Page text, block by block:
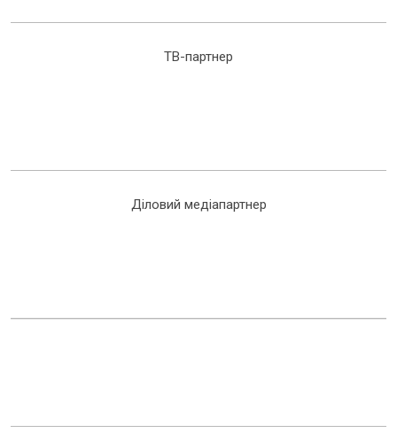
ТВ-партнер
Діловий медіапартнер